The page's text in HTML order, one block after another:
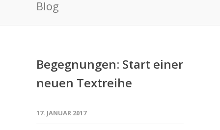
Blog
Begegnungen: Start einer
neuen Textreihe
17. JANUAR 2017